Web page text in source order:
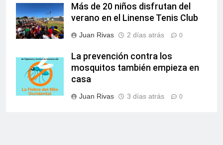
Más de 20 niños disfrutan del
verano en el Linense Tenis Club
Juan Rivas 2 días atrás 0
La prevención contra los
mosquitos también empieza en
casa
Juan Rivas 3 días atrás 0